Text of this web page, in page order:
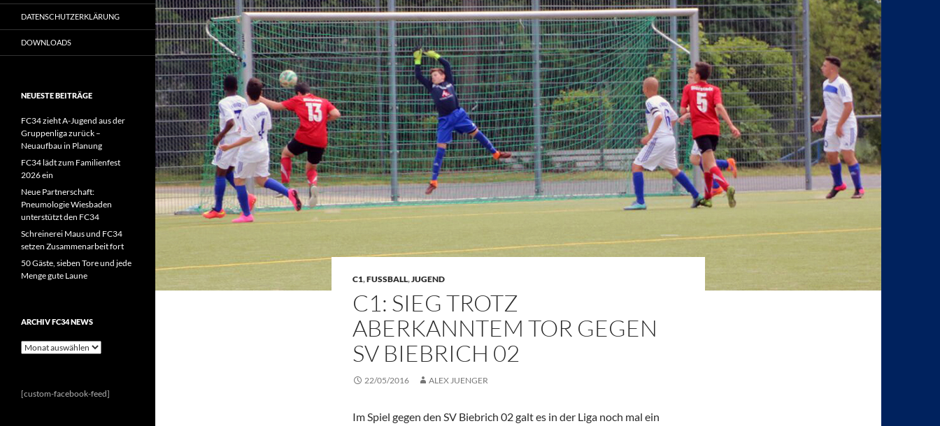
C1,FUSSBALL,JUGEND
C1: SIEG TROTZ
ABERKANNTEM TOR GEGEN
SV BIEBRICH 02
22/05/2016 ALEX JUENGER
Im Spiel gegen den SV Biebrich 02 galt es in der Liga noch mal ein
DATENSCHUTZERKLÄRUNG
DOWNLOADS
NEUESTE BEITRÄGE
FC34 zieht A-Jugend aus der
Gruppenliga zurück –
Neuaufbau in Planung
FC34 lädt zum Familienfest
2026 ein
Neue Partnerschaft:
Pneumologie Wiesbaden
unterstützt den FC34
Schreinerei Maus und FC34
setzen Zusammenarbeit fort
50 Gäste, sieben Tore und jede
Menge gute Laune
ARCHIV FC34 NEWS
Archiv
[custom-facebook-feed]